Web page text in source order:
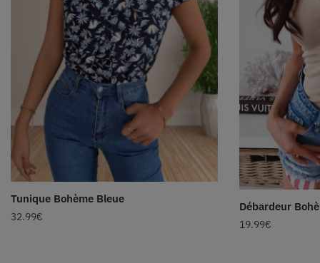
Tunique Bohème Bleue
32.99€
Débardeur
19.99€